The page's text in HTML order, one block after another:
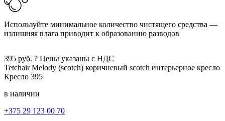
Используйте минимальное количество чистящего средства —
излишняя влага приводит к образованию разводов
395 руб. ? Цены указаны с НДС
Tetchair Melody (scotch) коричневый scotch интерьерное кресло
Кресло 395
в наличии
+375 29 123 00 70